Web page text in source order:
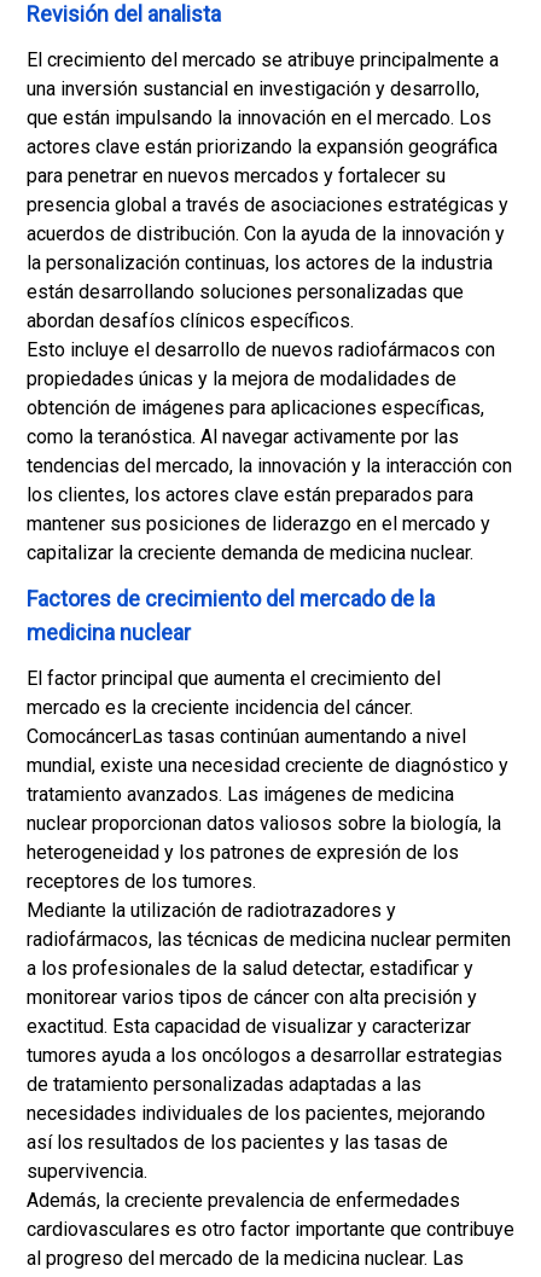
Revisión del analista
El crecimiento del mercado se atribuye principalmente a
una inversión sustancial en investigación y desarrollo,
que están impulsando la innovación en el mercado. Los
actores clave están priorizando la expansión geográfica
para penetrar en nuevos mercados y fortalecer su
presencia global a través de asociaciones estratégicas y
acuerdos de distribución. Con la ayuda de la innovación y
la personalización continuas, los actores de la industria
están desarrollando soluciones personalizadas que
abordan desafíos clínicos específicos.
Esto incluye el desarrollo de nuevos radiofármacos con
propiedades únicas y la mejora de modalidades de
obtención de imágenes para aplicaciones específicas,
como la teranóstica. Al navegar activamente por las
tendencias del mercado, la innovación y la interacción con
los clientes, los actores clave están preparados para
mantener sus posiciones de liderazgo en el mercado y
capitalizar la creciente demanda de medicina nuclear.
Factores de crecimiento del mercado de la
medicina nuclear
El factor principal que aumenta el crecimiento del
mercado es la creciente incidencia del cáncer.
ComocáncerLas tasas continúan aumentando a nivel
mundial, existe una necesidad creciente de diagnóstico y
tratamiento avanzados. Las imágenes de medicina
nuclear proporcionan datos valiosos sobre la biología, la
heterogeneidad y los patrones de expresión de los
receptores de los tumores.
Mediante la utilización de radiotrazadores y
radiofármacos, las técnicas de medicina nuclear permiten
a los profesionales de la salud detectar, estadificar y
monitorear varios tipos de cáncer con alta precisión y
exactitud. Esta capacidad de visualizar y caracterizar
tumores ayuda a los oncólogos a desarrollar estrategias
de tratamiento personalizadas adaptadas a las
necesidades individuales de los pacientes, mejorando
así los resultados de los pacientes y las tasas de
supervivencia.
Además, la creciente prevalencia de enfermedades
cardiovasculares es otro factor importante que contribuye
al progreso del mercado de la medicina nuclear. Las